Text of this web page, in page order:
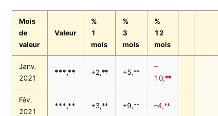
Mois
de
valeur
Valeur
%
1
mois
%
3
mois
%
12
mois
Janv.
2021
***,** +2,** +5,**
–
10,**
Fév.
2021
***,** +3,** +9,** –4,**